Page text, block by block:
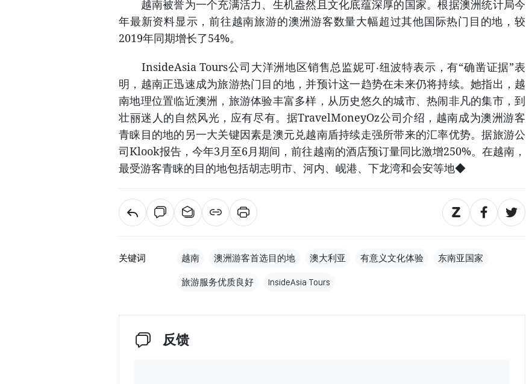
越南被誉为一个充满活力、生机盎然且文化底蕴深厚的国家。根据澳洲统计局今
年最新资料显示，前往越南旅游的澳洲游客数量大幅超过其他国际热门目的地，较
2019年同期增长了54%。
InsideAsia Tours公司大洋洲地区销售总监妮可‧纽波特表示，有“确凿证据”表
明，越南正迅速成为旅游热门目的地，并预计这一趋势在未来仍将持续。她指出，越
南地理位置临近澳洲，旅游体验丰富多样，从历史悠久的城市、热闹非凡的集市，到
壮丽迷人的自然风光，应有尽有。据TravelMoneyOz公司介绍，越南成为澳洲游客
青睐目的地的另一大关键因素是澳元兑越南盾持续走强所带来的汇率优势。据旅游公
司Klook报告，今年3月至6月期间，前往越南的酒店预订量同比激增250%。在越南，
最受游客青睐的目的地包括胡志明市、河内、岘港、下龙湾和会安等地◆
关键词 越南 澳洲游客首选目的地 澳大利亚 有意义文化体验 东南亚国家
旅游服务优质良好 InsideAsia Tours
反馈